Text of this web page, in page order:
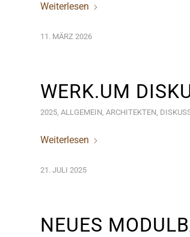
Weiterlesen
11. MÄRZ 2026
WERK.UM
2025, ALLGEMEIN, ARCHITEKTEN,
Weiterlesen
21. JULI 2025
NEUES